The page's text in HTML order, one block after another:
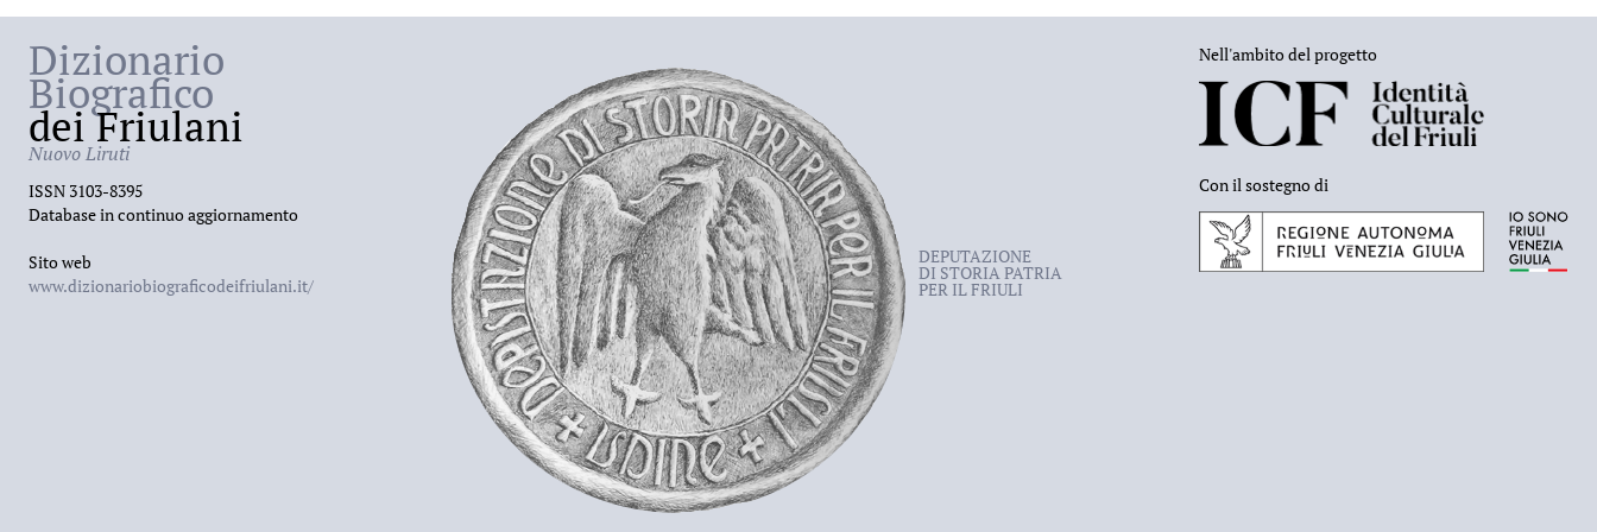
Dizionario
Biografico
dei Friulani
Nuovo Liruti
ISSN 3103-8395
Database in continuo aggiornamento
Sito web
www.dizionariobiograficodeifriulani.it/
DEPUTAZIONE
DI STORIA PATRIA
PER IL FRIULI
Nell'ambito del progetto
Con il sostegno di